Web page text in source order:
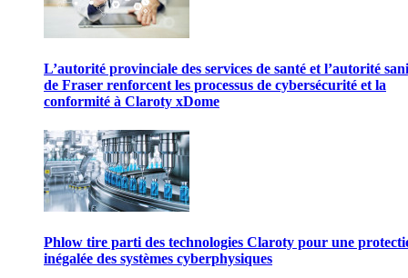
L’autorité provinciale des services de santé et l’autorité
de Fraser renforcent les processus de cybersécurité et la
conformité à Claroty xDome
Phlow tire parti des technologies Claroty pour une
inégalée des systèmes cyberphysiques